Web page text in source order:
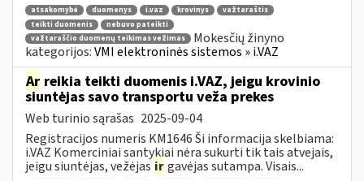
atsakomybė duomenys i.vaz krovinys
važtaraštis
teikti duomenis
nebuvo pateikti
važtaraščio duomenų teikimas vežimas
Mokesčių žinyno
kategorijos:VMI elektroninės sistemos » i.VAZ
Ar reikia teikti duomenis i.VAZ, jeigu krovinio
siuntėjas savo transportu veža prekes
Web turinio sąrašas 2025-09-04
Registracijos numeris KM1646 Ši informacija skelbiama:
i.VAZ Komerciniai santykiai nėra sukurti tik tais atvejais,
jeigu siuntėjas, vežėjas irgavėjas sutampa. Visais...